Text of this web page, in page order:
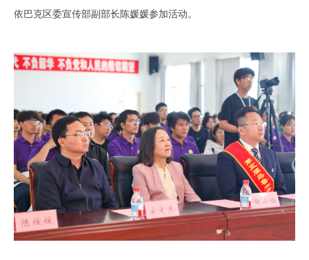
依巴克区委宣传部副部长陈媛媛参加活动。